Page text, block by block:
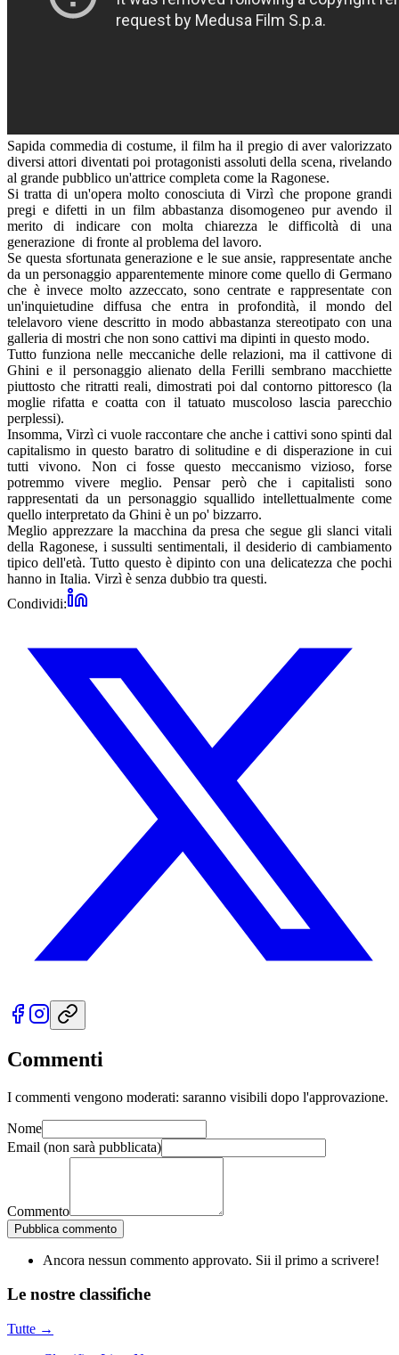
Sapida commedia di costume, il film ha il pregio di aver valorizzato
diversi attori diventati poi protagonisti assoluti della scena, rivelando
al grande pubblico un'attrice completa come la Ragonese.
Si tratta di un'opera molto conosciuta di Virzì che propone grandi
pregi e difetti in un film abbastanza disomogeneo pur avendo il
merito di indicare con molta chiarezza le difficoltà di una
generazione di fronte al problema del lavoro.
Se questa sfortunata generazione e le sue ansie, rappresentate anche
da un personaggio apparentemente minore come quello di Germano
che è invece molto azzeccato, sono centrate e rappresentate con
un'inquietudine diffusa che entra in profondità, il mondo del
telelavoro viene descritto in modo abbastanza stereotipato con una
galleria di mostri che non sono cattivi ma dipinti in questo modo.
Tutto funziona nelle meccaniche delle relazioni, ma il cattivone di
Ghini e il personaggio alienato della Ferilli sembrano macchiette
piuttosto che ritratti reali, dimostrati poi dal contorno pittoresco (la
moglie rifatta e coatta con il tatuato muscoloso lascia parecchio
perplessi).
Insomma, Virzì ci vuole raccontare che anche i cattivi sono spinti dal
capitalismo in questo baratro di solitudine e di disperazione in cui
tutti vivono. Non ci fosse questo meccanismo vizioso, forse
potremmo vivere meglio. Pensar però che i capitalisti sono
rappresentati da un personaggio squallido intellettualmente come
quello interpretato da Ghini è un po' bizzarro.
Meglio apprezzare la macchina da presa che segue gli slanci vitali
della Ragonese, i sussulti sentimentali, il desiderio di cambiamento
tipico dell'età. Tutto questo è dipinto con una delicatezza che pochi
hanno in Italia. Virzì è senza dubbio tra questi.
Condividi:
Commenti
I commenti vengono moderati: saranno visibili dopo l'approvazione.
Nome
Email (non sarà pubblicata)
Commento
Pubblica commento
Ancora nessun commento approvato. Sii il primo a scrivere!
Le nostre classifiche
Tutte →